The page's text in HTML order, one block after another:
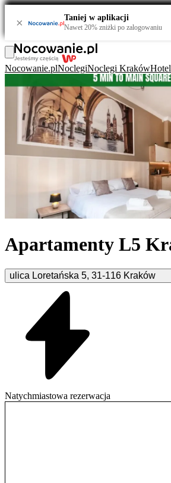
× Taniej w aplikacji
Nawet 20% zniżki po zalogowaniu
Nocowanie.plNoclegiNoclegi Kraków
Apartamenty L5
ulica Loretańska 5, 31-116 Kraków
Natychmiastowa rezerwacja